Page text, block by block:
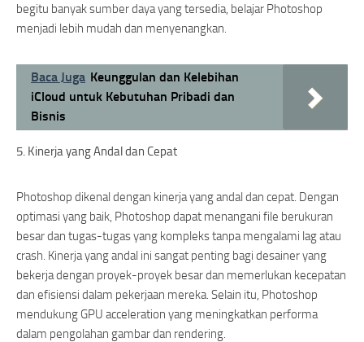
begitu banyak sumber daya yang tersedia, belajar Photoshop
menjadi lebih mudah dan menyenangkan.
Baca Juga Keunggulan dan Kelebihan
iCloud untuk Kebutuhan Pribadi dan
Bisnis
5. Kinerja yang Andal dan Cepat
Photoshop dikenal dengan kinerja yang andal dan cepat. Dengan
optimasi yang baik, Photoshop dapat menangani file berukuran
besar dan tugas-tugas yang kompleks tanpa mengalami lag atau
crash. Kinerja yang andal ini sangat penting bagi desainer yang
bekerja dengan proyek-proyek besar dan memerlukan kecepatan
dan efisiensi dalam pekerjaan mereka. Selain itu, Photoshop
mendukung GPU acceleration yang meningkatkan performa
dalam pengolahan gambar dan rendering.